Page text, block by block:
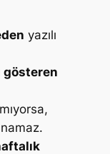
yazılı
gösteren